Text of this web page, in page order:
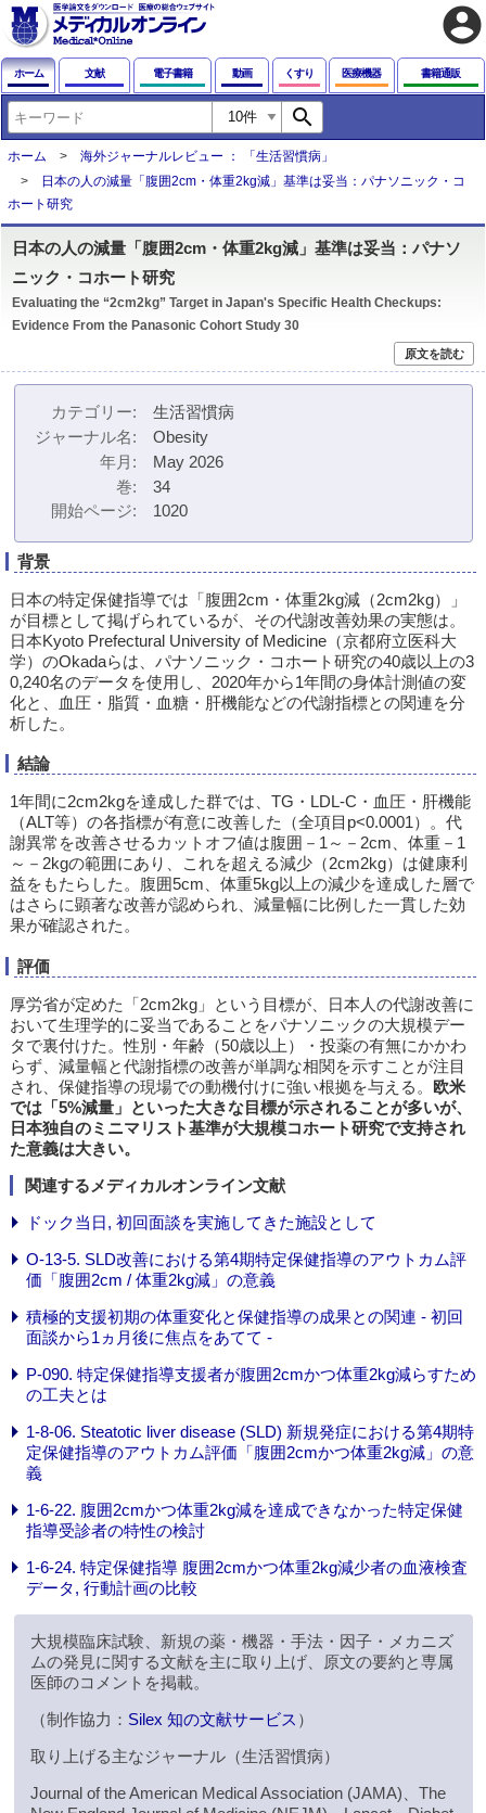
account_circle
ホーム 文献 電子書籍 動画 くすり 医療機器 書籍通販
search
ホーム
海外ジャーナルレビュー ： 「生活習慣病」
日本の人の減量「腹囲2cm・体重2kg減」基準は妥当：パナソニック・コ
ホート研究
日本の人の減量「腹囲2cm・体重2kg減」基準は妥当：パナソ
ニック・コホート研究
Evaluating the “2cm2kg” Target in Japan's Specific Health Checkups:
Evidence From the Panasonic Cohort Study 30
原文を読む
カテゴリー
生活習慣病
ジャーナル名
Obesity
年月
May 2026
巻
34
開始ページ
1020
背景
日本の特定保健指導では「腹囲2cm・体重2kg減（2cm2kg）」
が目標として掲げられているが、その代謝改善効果の実態は。
日本Kyoto Prefectural University of Medicine（京都府立医科大
学）のOkadaらは、パナソニック・コホート研究の40歳以上の3
0,240名のデータを使用し、2020年から1年間の身体計測値の変
化と、血圧・脂質・血糖・肝機能などの代謝指標との関連を分
析した。
結論
1年間に2cm2kgを達成した群では、TG・LDL-C・血圧・肝機能
（ALT等）の各指標が有意に改善した（全項目p<0.0001）。代
謝異常を改善させるカットオフ値は腹囲－1～－2cm、体重－1
～－2kgの範囲にあり、これを超える減少（2cm2kg）は健康利
益をもたらした。腹囲5cm、体重5kg以上の減少を達成した層で
はさらに顕著な改善が認められ、減量幅に比例した一貫した効
果が確認された。
評価
厚労省が定めた「2cm2kg」という目標が、日本人の代謝改善に
おいて生理学的に妥当であることをパナソニックの大規模デー
タで裏付けた。性別・年齢（50歳以上）・投薬の有無にかかわ
らず、減量幅と代謝指標の改善が単調な相関を示すことが注目
され、保健指導の現場での動機付けに強い根拠を与える。 欧米
では「5%減量」といった大きな目標が示されることが多いが、
日本独自のミニマリスト基準が大規模コホート研究で支持され
た意義は大きい。
関連するメディカルオンライン文献
ドック当日, 初回面談を実施してきた施設として
O-13-5. SLD改善における第4期特定保健指導のアウトカム評
価「腹囲2cm / 体重2kg減」の意義
積極的支援初期の体重変化と保健指導の成果との関連 - 初回
面談から1ヵ月後に焦点をあてて -
P-090. 特定保健指導支援者が腹囲2cmかつ体重2kg減らすため
の工夫とは
1-8-06. Steatotic liver disease (SLD) 新規発症における第4期特
定保健指導のアウトカム評価「腹囲2cmかつ体重2kg減」の意
義
1-6-22. 腹囲2cmかつ体重2kg減を達成できなかった特定保健
指導受診者の特性の検討
1-6-24. 特定保健指導 腹囲2cmかつ体重2kg減少者の血液検査
データ, 行動計画の比較
大規模臨床試験、新規の薬・機器・手法・因子・メカニズ
ムの発見に関する文献を主に取り上げ、原文の要約と専属
医師のコメントを掲載。
（制作協力： Silex 知の文献サービス ）
取り上げる主なジャーナル（生活習慣病）
Journal of the American Medical Association (JAMA)、The